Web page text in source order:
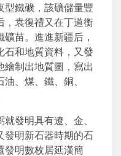
型鐵礦，該礦儲量豐
，袁復禮又在丁道衡
苗。進進新疆后，
石和地質資料，又發
繪制出地質圖，寫出
、煤、鐵、銅、
發明具有遼、金、
發明新石器時期的石
發明數枚居延漢簡